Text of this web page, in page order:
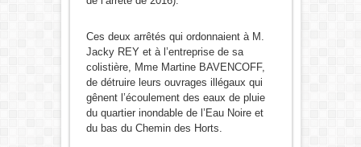
Ces deux arrêtés qui ordonnaient à M.
Jacky REY et à l’entreprise de sa
colistière, Mme Martine BAVENCOFF,
de détruire leurs ouvrages illégaux qui
gênent l’écoulement des eaux de pluie
du quartier inondable de l’Eau Noire et
du bas du Chemin des Horts.